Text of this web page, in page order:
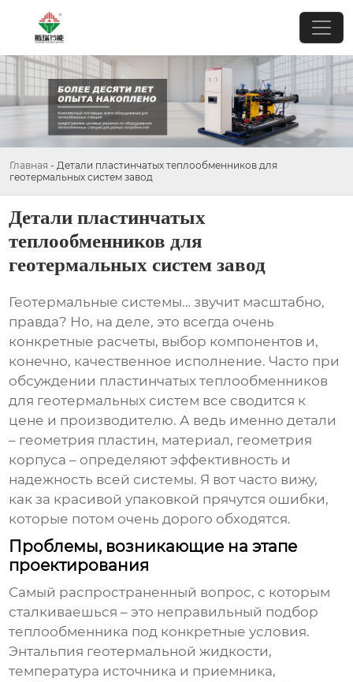
Главная - Детали пластинчатых теплообменников для
геотермальных систем завод
Детали пластинчатых
теплообменников для
геотермальных систем завод
Геотермальные системы… звучит масштабно,
правда? Но, на деле, это всегда очень
конкретные расчеты, выбор компонентов и,
конечно, качественное исполнение. Часто при
обсуждении пластинчатых теплообменников
для геотермальных систем все сводится к
цене и производителю. А ведь именно детали
– геометрия пластин, материал, геометрия
корпуса – определяют эффективность и
надежность всей системы. Я вот часто вижу,
как за красивой упаковкой прячутся ошибки,
которые потом очень дорого обходятся.
Проблемы, возникающие на этапе
проектирования
Самый распространенный вопрос, с которым
сталкиваешься – это неправильный подбор
теплообменника под конкретные условия.
Энтальпия геотермальной жидкости,
температура источника и приемника,